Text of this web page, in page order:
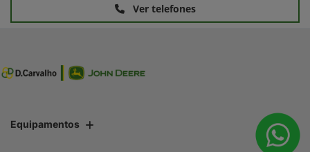
Ver telefones
Equipamentos